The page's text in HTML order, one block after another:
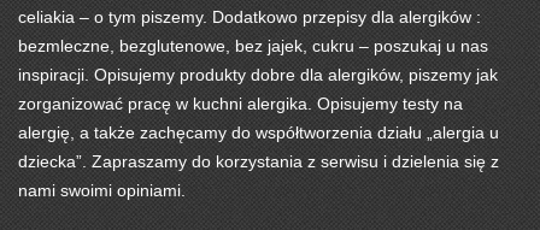
celiakia – o tym piszemy. Dodatkowo przepisy dla alergików :
bezmleczne, bezglutenowe, bez jajek, cukru – poszukaj u nas
inspiracji. Opisujemy produkty dobre dla alergików, piszemy jak
zorganizować pracę w kuchni alergika. Opisujemy testy na
alergię, a także zachęcamy do współtworzenia działu „alergia u
dziecka”. Zapraszamy do korzystania z serwisu i dzielenia się z
nami swoimi opiniami.